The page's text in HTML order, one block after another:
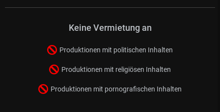
Keine Vermietung an
Produktionen mit politischen Inhalten
Produktionen mit religiösen Inhalten
Produktionen mit pornografischen Inhalten